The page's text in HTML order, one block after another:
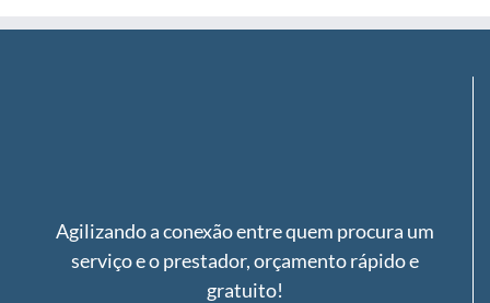
Agilizando a conexão entre quem procura um
serviço e o prestador, orçamento rápido e
gratuito!